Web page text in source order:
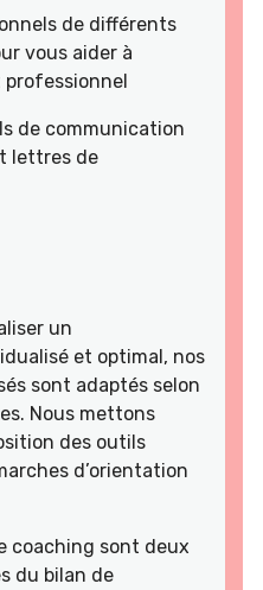
de différents
vous aider à
de communication
lettres de
un
et optimal, nos
sont adaptés selon
Nous mettons
des outils
d’orientation
coaching sont deux
du bilan de